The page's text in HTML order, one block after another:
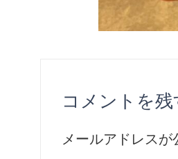
コメントを残
メールアドレスが